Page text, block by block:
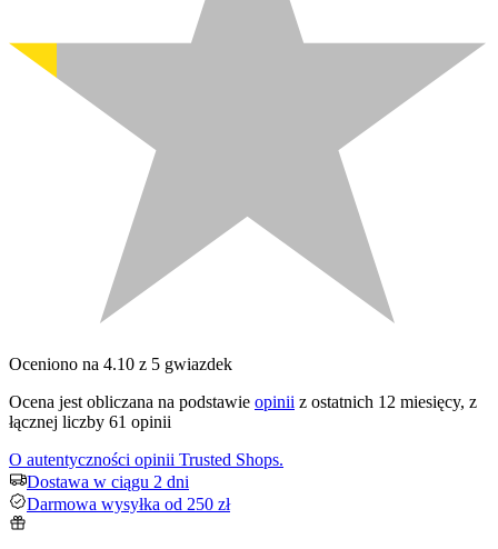
Oceniono na 4.10 z 5 gwiazdek
Ocena jest obliczana na podstawie opinii z ostatnich 12 miesięcy, z
łącznej liczby 61 opinii
O autentyczności opinii Trusted Shops.
Dostawa w ciągu 2 dni
Darmowa wysyłka od 250 zł